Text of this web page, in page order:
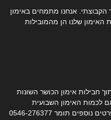
הקבוצתי. אנחנו מתמחים באימון
האימון שלנו הן מהמובילות
חבילות אימון הכושר השונות
לכמות האימון השבועית
תומר 0546-276377